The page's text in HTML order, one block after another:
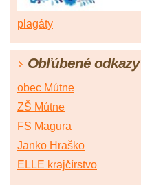
plagáty
Obľúbené odkazy
obec Mútne
ZŠ Mútne
FS Magura
Janko Hraško
ELLE krajčírstvo